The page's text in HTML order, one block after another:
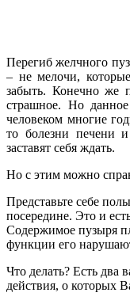
Перегиб желчного
– не мелочи,
забыть. Конечно же
страшное. Но данное
человеком многие
то болезни печени
заставят себя ждать.
Но с этим можно
Представьте себе
посередине. Это и
Содержимое пузыря
функции его
Что делать? Есть два
действия, о которых